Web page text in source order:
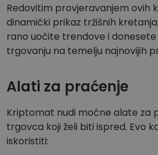
Redovitim provjeravanjem ovih
dinamički prikaz tržišnih
rano uočite trendove i
trgovanju na temelju najnovijih
Alati za praćenje
Kriptomat nudi moćne alate za
trgovca koji želi biti ispred. Evo
iskoristiti: